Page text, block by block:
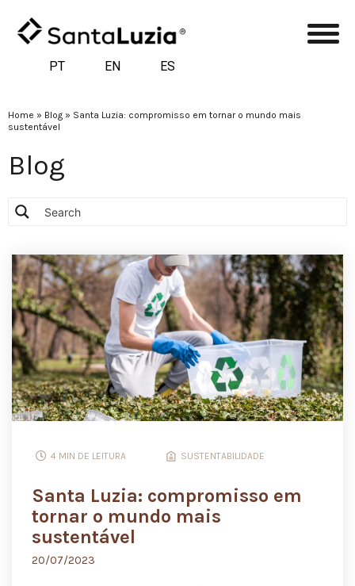
PT EN ES
Home » Blog » Santa Luzia: compromisso em tornar o mundo mais
sustentável
Blog
4 MIN DE LEITURA SUSTENTABILIDADE
Santa Luzia: compromisso em
tornar o mundo mais
sustentável
20/07/2023